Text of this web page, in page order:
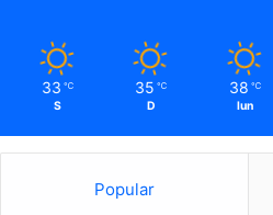
33 ℃
S
35 ℃
D
38 ℃
lun
Popular